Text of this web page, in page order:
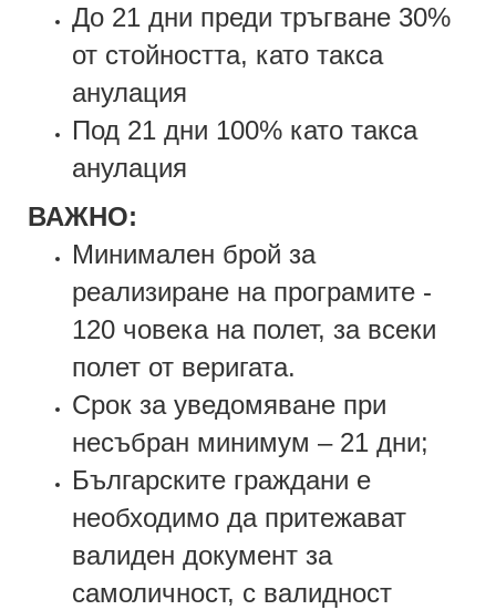
До 21 дни преди тръгване 30%
от стойността, като такса
анулация
Под 21 дни 100% като такса
анулация
ВАЖНО:
Минимален брой за
реализиране на програмите -
120 човека на полет, за всеки
полет от веригата.
Срок за уведомяване при
несъбран минимум – 21 дни;
Българските граждани е
необходимо да притежават
валиден документ за
самоличност, с валидност